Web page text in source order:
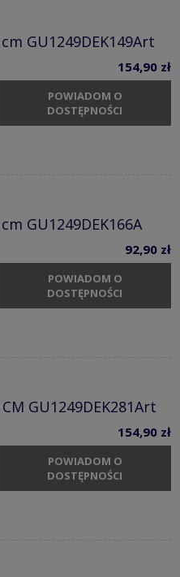
GU1249DEK149Art
154,90 zł
POWIADOM O
DOSTĘPNOŚCI
GU1249DEK166A
92,90 zł
POWIADOM O
DOSTĘPNOŚCI
GU1249DEK281Art
154,90 zł
POWIADOM O
DOSTĘPNOŚCI